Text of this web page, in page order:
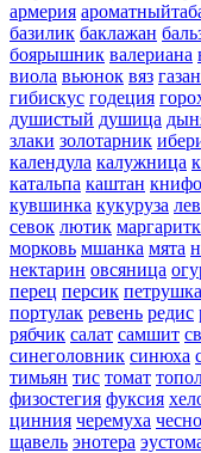
армерия
базилик баклажан
боярышник валериана
виола вьюнок вяз
гибискус годеция
душистый душица
злаки золотарник
календула калужница
катальпа каштан
кувшинка кукуруза
севок лютик
морковь мшанка мята
нектарин овсяница
перец персик петрушка
портулак ревень редис
рябчик салат самшит
синеголовник синюха
тимьян тис томат
физостегия фуксия
цинния черемуха
щавель энотера